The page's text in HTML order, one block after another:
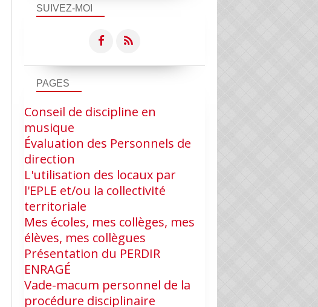
SUIVEZ-MOI
PAGES
Conseil de discipline en
musique
Évaluation des Personnels de
direction
L'utilisation des locaux par
l'EPLE et/ou la collectivité
territoriale
Mes écoles, mes collèges, mes
élèves, mes collègues
Présentation du PERDIR
ENRAGÉ
Vade-macum personnel de la
procédure disciplinaire